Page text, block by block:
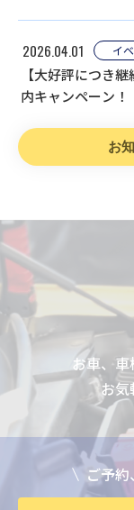
2026.04.01 イ
【大好評につき
内キャンペーン！
お
お車、
お気
ご予